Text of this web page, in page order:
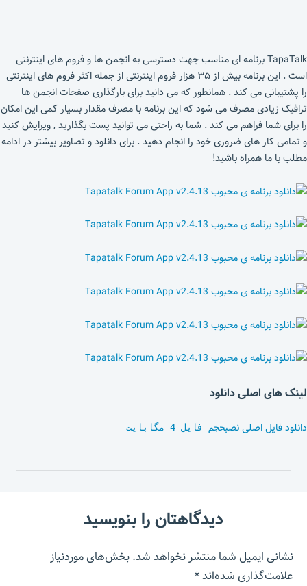
TapaTalk برنامه ای مناسب جهت دسترسی به انجمن ها و فروم های اینترنتی
است . این برنامه بیش از ۳۵ هزار فروم اینترنتی از جمله اکثر فروم های اینترنتی
را پشتیبانی می کند . همانطور که می دانید برای بارگذاری صفحات انجمن ها
ترافیک زیادی مصرف می شود که این برنامه با مصرف مقدار بسیار کمی این امکان
را برای شما فراهم می کند . شما به راحتی می توانید پست بگذارید , ویرایش کنید
و تمامی کار های ضروری خود را انجام دهید . برای دانلود و تصاویر بیشتر در ادامه
مطلب با ما همراه باشید!
لینک های اصلی دانلود
دانلود فایل اصلی نصبحجم فایل 4 مگابایت
دیدگاهتان را بنویسید
نشانی ایمیل شما منتشر نخواهد شد.بخش‌های موردنیاز
علامت‌گذاری شده‌اند*